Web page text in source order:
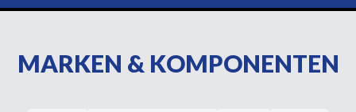
MARKEN & KOMPONENTEN